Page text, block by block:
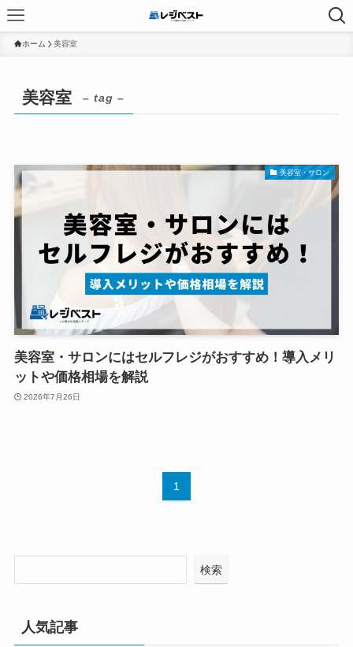
ホーム 美容室
美容室 – tag –
美容室・サロン
美容室・サロンにはセルフレジがおすすめ！導入メリ
ットや価格相場を解説
2026年7月26日
1
検索
人気記事